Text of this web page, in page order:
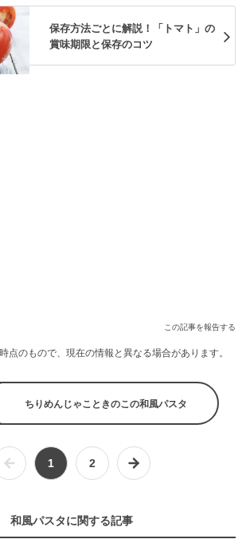
保存方法ごとに解説！「トマト」の
賞味期限と保存のコツ
この記事を報告する
点のもので、現在の情報と異なる場合があります。
ちりめんじゃこときのこの和風パスタ
1 2
和風パスタに関する記事